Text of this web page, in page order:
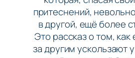
притеснений,
в другой, ещё более
Это рассказ о том, как
за другим ускользают